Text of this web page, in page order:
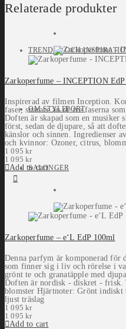
TRENDER OCH
OM STYLEPORT
SALONGER
Relaterade produkter
Zarkoperfume – INCEPTION
Inspirerad av filmen Inception.
faser, snarare än de tre faserna
Doften är skapad som en musiker
först, sedan de djupare, så att
känslor och sinnen. Ingredienser
och kvinnor: Ozoner, citrus,
1 095kr
1 095kr
Add to cart
Zarkoperfume – e‘L EdP 100ml
Denna parfym är komponerad för
som finner sig i liv och rörelse i
grönt te och granatäpple med
Doften är nordisk - diskret - frisk.
blomster Hjärtnoter: Grönt indiskt
ljust träslag
1 095kr
1 095kr
Add to cart